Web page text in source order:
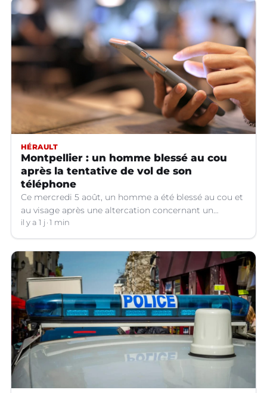
HÉRAULT
Montpellier : un homme blessé au cou
après la tentative de vol de son
téléphone
Ce mercredi 5 août, un homme a été blessé au cou et
au visage après une altercation concernant un
téléphone portable à Montpellier (Hérault).
il y a 1 j 1 min